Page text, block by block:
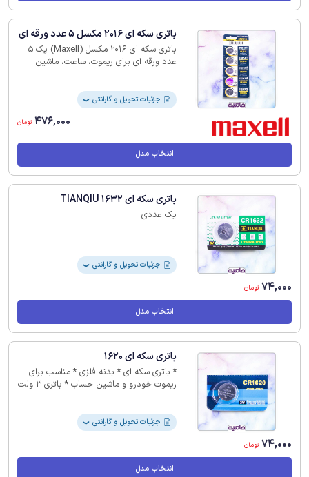
باتری سکه ای 2016 مکسل 5 عدد ورقه ای
باتری سکه ای 2016 مکسل (Maxell) پک 5
عدد ورقه ای برای ریموت، ساعت، ماشین
ضخامت 1.6 میلیمتر است.
جزئیات تحویل و گارانتی ❯
476,000 تومان
انتخاب مدل
باتری سکه ای TIANQIU 1632
یک عددی
جزئیات تحویل و گارانتی ❯
74,000 تومان
انتخاب مدل
باتری سکه ای 1620
* باتری سکه ای * بدنه فلزی * مناسب برای
ریموت خودرو و ماشین حساب * باتری 3 ولت
جزئیات تحویل و گارانتی ❯
74,000 تومان
انتخاب مدل